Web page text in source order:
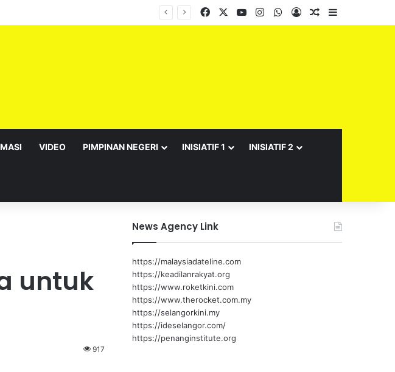
Choon Facebook YouTubeInstagramWhatsApp
Log InRandom Article
VIDEO PIMPINAN NEGERI INISIATIF 1 INISIATIF 2
untuk
917
News Agency Link
https://malaysiadateline.com
https://keadilanrakyat.org
https://www.roketkini.com
https://www.therocket.com.my
https://selangorkini.my
https://ideselangor.com/
https://penanginstitute.org